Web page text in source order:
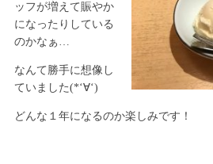
ッフが増えて賑やか
になったりしている
のかなぁ…
なんて勝手に想像し
ていました(*‘∀‘)
どんな１年になるのか楽しみです！